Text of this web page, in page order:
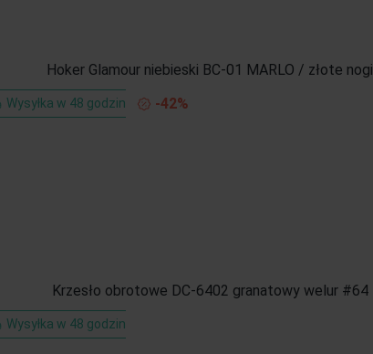
Hoker Glamour niebieski BC-01 MARLO / złote nogi
Wysyłka w 48 godzin -42%
Krzesło obrotowe DC-6402 granatowy welur #64
Wysyłka w 48 godzin